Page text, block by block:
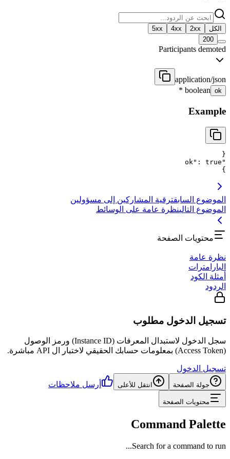
الكل 2xx
4xx
5xx
200
Participants demoted
application/json
ok
boolean
*
Example
{
"
ok " : true
}
الموضوع السابقترقية المشاركين إلى مسؤولين
الموضوع التالينظرة عامة على الوسائط
محتويات الصفحة
نظرة عامة
البارامترات
أمثلة الكود
الردود
تسجيل الدخول مطلوب
سجل الدخول لاستبدال المعرفات (Instance ID) ورمز الوصول
(Access Token) بمعلومات حسابك الحقيقي لاختبار ال API مباشرة.
تسجيل الدخول
جولة الصفحة انتقل للأعلى أرسل ملاحظات
محتويات الصفحة
Command Palette
Search for a command to run...